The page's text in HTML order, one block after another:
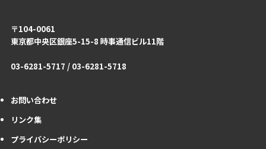
〒104-0061
東京都中央区銀座5-15-8 時事通信ビル11階
03-6281-5717 / 03-6281-5718
お問い合わせ
リンク集
プライバシーポリシー